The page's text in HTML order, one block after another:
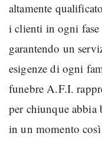
altamente
i clienti in ogni fase
garantendo un
esigenze di ogni
funebre A.F.I.
per chiunque abbia
in un momento